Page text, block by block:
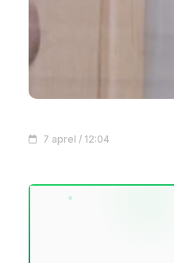
7 aprel / 12:04